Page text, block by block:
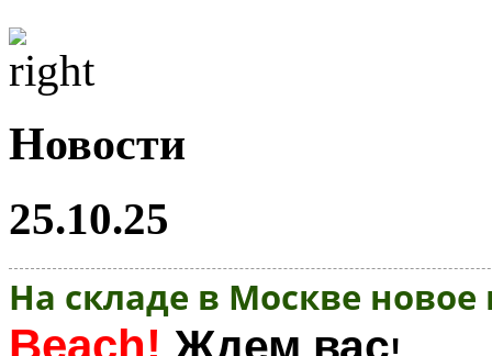
Новости
25.10.25
На складе в Москве